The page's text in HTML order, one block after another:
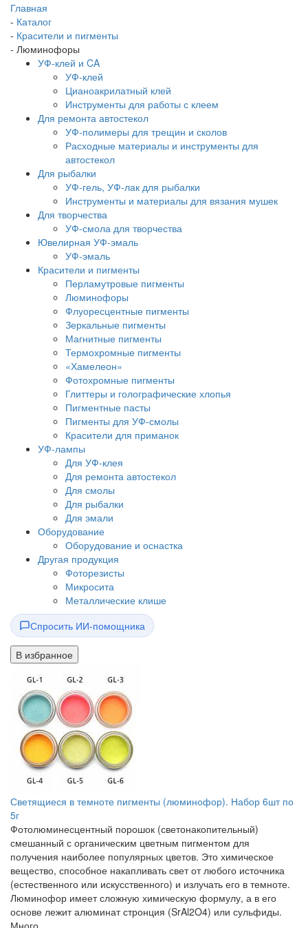
Главная
- Каталог
- Красители и пигменты
- Люминофоры
УФ-клей и CA
УФ-клей
Цианоакрилатный клей
Инструменты для работы с клеем
Для ремонта автостекол
УФ-полимеры для трещин и сколов
Расходные материалы и инструменты для
автостекол
Для рыбалки
УФ-гель, УФ-лак для рыбалки
Инструменты и материалы для вязания мушек
Для творчества
УФ-смола для творчества
Ювелирная УФ-эмаль
УФ-эмаль
Красители и пигменты
Перламутровые пигменты
Люминофоры
Флуоресцентные пигменты
Зеркальные пигменты
Магнитные пигменты
Термохромные пигменты
«Хамелеон»
Фотохромные пигменты
Глиттеры и голографические хлопья
Пигментные пасты
Пигменты для УФ-смолы
Красители для приманок
УФ-лампы
Для УФ-клея
Для ремонта автостекол
Для смолы
Для рыбалки
Для эмали
Оборудование
Оборудование и оснастка
Другая продукция
Фоторезисты
Микросита
Металлические клише
Спросить ИИ-помощника
В избранное
Светящиеся в темноте пигменты (люминофор). Набор 6шт по
5г
Фотолюминесцентный порошок (светонакопительный)
смешанный с органическим цветным пигментом для
получения наиболее популярных цветов. Это химическое
вещество, способное накапливать свет от любого источника
(естественного или искусственного) и излучать его в темноте.
Люминофор имеет сложную химическую формулу, а в его
основе лежит алюминат стронция (SrAl2O4) или сульфиды.